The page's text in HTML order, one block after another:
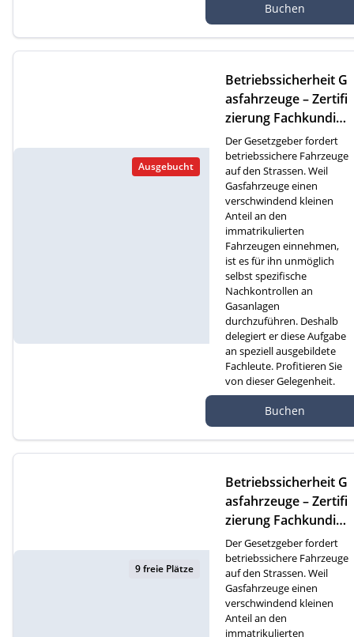
7, 6018 Buttisholz
Buchen
Ausgebucht
Betriebssicherheit G
asfahrzeuge – Zertifi
zierung Fachkundige
für Gasfahrzeuge (D)
Der Gesetzgeber fordert
betriebssichere Fahrzeuge
auf den Strassen. Weil
Gasfahrzeuge einen
verschwindend kleinen
Anteil an den
immatrikulierten
Fahrzeugen einnehmen,
ist es für ihn unmöglich
selbst spezifische
Nachkontrollen an
Gasanlagen
durchzuführen. Deshalb
delegiert er diese Aufgabe
an speziell ausgebildete
Fachleute. Profitieren Sie
von dieser Gelegenheit.
atte 1D, 6260 Reiden
Buchen
9 freie Plätze
Betriebssicherheit G
asfahrzeuge – Zertifi
zierung Fachkundige
für Gasfahrzeuge (F)
Der Gesetzgeber fordert
betriebssichere Fahrzeuge
auf den Strassen. Weil
Gasfahrzeuge einen
verschwindend kleinen
Anteil an den
immatrikulierten